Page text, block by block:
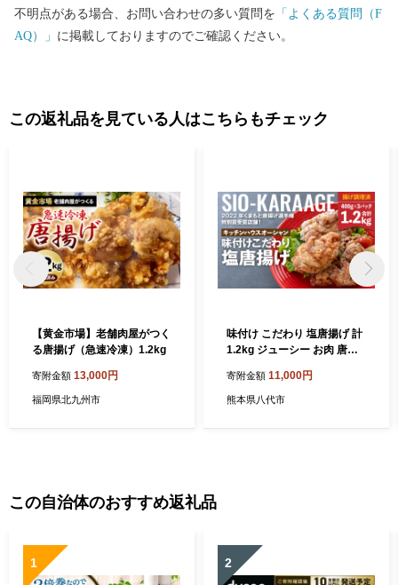
不明点がある場合、お問い合わせの多い質問を 「よくある質問（F
AQ）」 に掲載しておりますのでご確認ください。
この返礼品を見ている人はこちらもチェック
【黄金市場】老舗肉屋がつく
る唐揚げ（急速冷凍）1.2kg
寄附金額 13,000円
福岡県北九州市
味付け こだわり 塩唐揚げ 計
1.2kg ジューシー お肉 唐揚
寄附金額 11,000円
熊本県八代市
この自治体のおすすめ返礼品
1 2